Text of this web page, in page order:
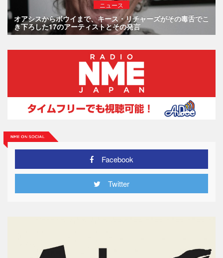
ニュース
オアシスからボウイまで、キース・リチャーズがその毒舌でこ
き下ろした17のアーティストとその発言
Facebook
Twitter